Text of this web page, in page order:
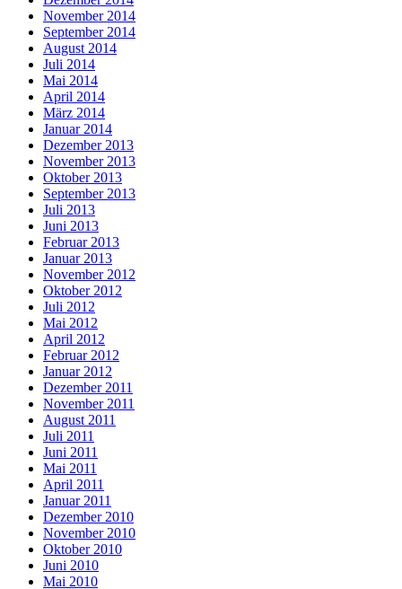
November 2014
September 2014
August 2014
Juli 2014
Mai 2014
April 2014
März 2014
Januar 2014
Dezember 2013
November 2013
Oktober 2013
September 2013
Juli 2013
Juni 2013
Februar 2013
Januar 2013
November 2012
Oktober 2012
Juli 2012
Mai 2012
April 2012
Februar 2012
Januar 2012
Dezember 2011
November 2011
August 2011
Juli 2011
Juni 2011
Mai 2011
April 2011
Januar 2011
Dezember 2010
November 2010
Oktober 2010
Juni 2010
Mai 2010